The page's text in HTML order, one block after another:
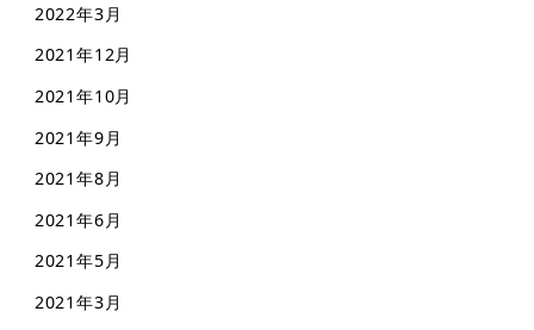
2022年3月
2021年12月
2021年10月
2021年9月
2021年8月
2021年6月
2021年5月
2021年3月